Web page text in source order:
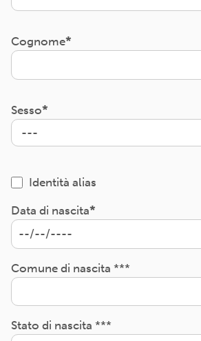
Cognome
Sesso
Identità alias
Data di nascita
Comune di nascita ***
Stato di nascita ***